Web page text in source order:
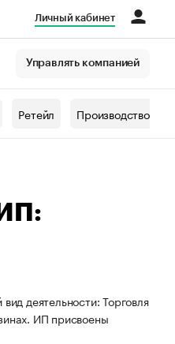
Личный кабинет
Управлять компанией
Ретейл Производство
деятельности: Торговля
ИП присвоены